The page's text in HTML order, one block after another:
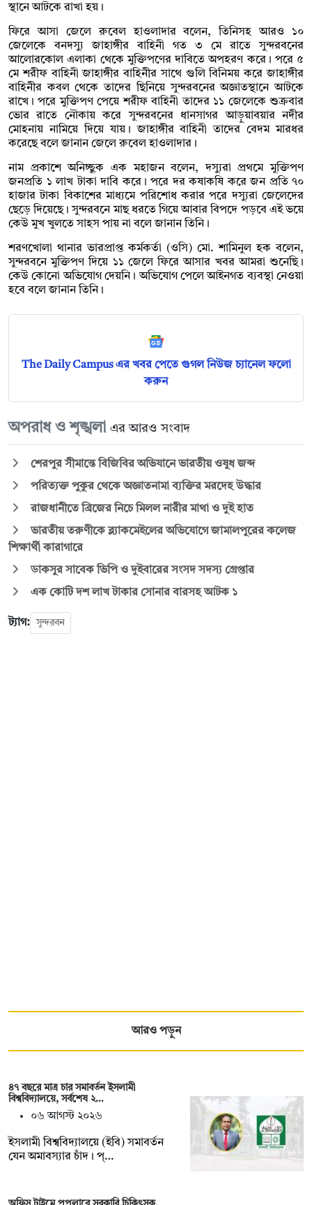
স্থানে আটকে রাখা হয়।
ফিরে আসা জেলে রুবেল হাওলাদার বলেন, তিনিসহ আরও ১০
জেলেকে বনদস্যু জাহাঙ্গীর বাহিনী গত ৩ মে রাতে সুন্দরবনের
আলোরকোল এলাকা থেকে মুক্তিপণের দাবিতে অপহরণ করে। পরে ৫
মে শরীফ বাহিনী জাহাঙ্গীর বাহিনীর সাথে গুলি বিনিময় করে জাহাঙ্গীর
বাহিনীর কবল থেকে তাদের ছিনিয়ে সুন্দরবনের অজ্ঞাতস্থানে আটকে
রাখে। পরে মুক্তিপণ পেয়ে শরীফ বাহিনী তাদের ১১ জেলেকে শুক্রবার
ভোর রাতে নৌকায় করে সুন্দরবনের ধানসাগর আড়ুয়াবয়ার নদীর
মোহনায় নামিয়ে দিয়ে যায়। জাহাঙ্গীর বাহিনী তাদের বেদম মারধর
করেছে বলে জানান জেলে রুবেল হাওলাদার।
নাম প্রকাশে অনিচ্ছুক এক মহাজন বলেন, দস্যুরা প্রথমে মুক্তিপণ
জনপ্রতি ১ লাখ টাকা দাবি করে। পরে দর কষাকষি করে জন প্রতি ৭০
হাজার টাকা বিকাশের মাধ্যমে পরিশোধ করার পরে দস্যুরা জেলেদের
ছেড়ে দিয়েছে। সুন্দরবনে মাছ ধরতে গিয়ে আবার বিপদে পড়বে এই ভয়ে
কেউ মুখ খুলতে সাহস পায় না বলে জানান তিনি।
শরণখোলা থানার ভারপ্রাপ্ত কর্মকর্তা (ওসি) মো. শামিনুল হক বলেন,
সুন্দরবনে মুক্তিপণ দিয়ে ১১ জেলে ফিরে আসার খবর আমরা শুনেছি।
কেউ কোনো অভিযোগ দেয়নি। অভিযোগ পেলে আইনগত ব্যবস্থা নেওয়া
হবে বলে জানান তিনি।
The Daily Campus এর খবর পেতে গুগল নিউজ চ্যানেল ফলো
করুন
অপরাধ ও শৃঙ্খলা এর আরও সংবাদ
শেরপুর সীমান্তে বিজিবির অভিযানে ভারতীয় ওষুধ জব্দ
পরিত্যক্ত পুকুর থেকে অজ্ঞাতনামা ব্যক্তির মরদেহ উদ্ধার
রাজধানীতে ব্রিজের নিচে মিলল নারীর মাথা ও দুই হাত
ভারতীয় তরুণীকে ব্ল্যাকমেইলের অভিযোগে জামালপুরের কলেজ
শিক্ষার্থী কারাগারে
ডাকসুর সাবেক ভিপি ও দুইবারের সংসদ সদস্য গ্রেপ্তার
এক কোটি দশ লাখ টাকার সোনার বারসহ আটক ১
ট্যাগ: সুন্দরবন
আরও পড়ুন
৪৭ বছরে মাত্র চার সমাবর্তন ইসলামী
বিশ্ববিদ্যালয়ে, সর্বশেষ ২…
০৬ আগস্ট ২০২৬
ইসলামী বিশ্ববিদ্যালয়ে (ইবি) সমাবর্তন
যেন অমাবস্যার চাঁদ। প্…